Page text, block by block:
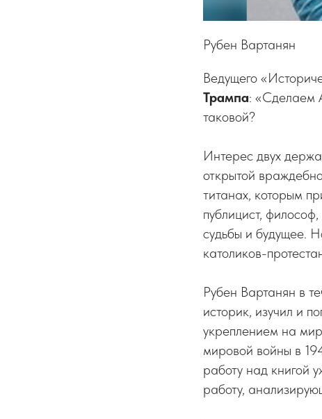
Рубен Вартанян
Ведущего
Трампа: «Сделаем
таковой?
Интерес двух
открытой
титанах, которым
публицист, философ,
судьбы и будущее.
католиков-
Рубен Вартанян в
историк, изучил и
укреплением на
мировой войны в
работу над книгой
работу,